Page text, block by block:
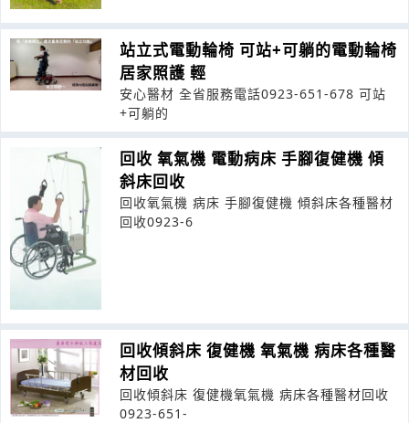
站立式電動輪椅 可站+可躺的電動輪椅
居家照護 輕
安心醫材 全省服務電話0923-651-678 可站
+可躺的
回收 氧氣機 電動病床 手腳復健機 傾
斜床回收
回收氧氣機 病床 手腳復健機 傾斜床各種醫材
回收0923-6
回收傾斜床 復健機 氧氣機 病床各種醫
材回收
回收傾斜床 復健機氧氣機 病床各種醫材回收
0923-651-